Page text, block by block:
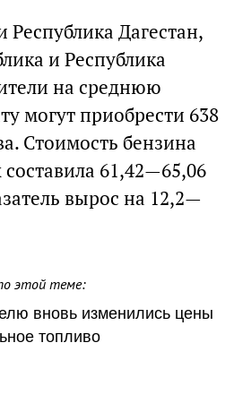
Республика Дагестан,
и Республика
на среднюю
могут приобрести 638
Стоимость бензина
61,42—65,06
вырос на 12,2—
этой теме:
вновь изменились цены
топливо